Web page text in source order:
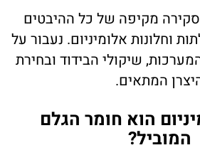
מקיפה של כל ההיבטים
וחלונות אלומיניום. נעבור על
שיקולי הבידוד ובחירת
המתאים.
הוא חומר הגלם
המוביל?